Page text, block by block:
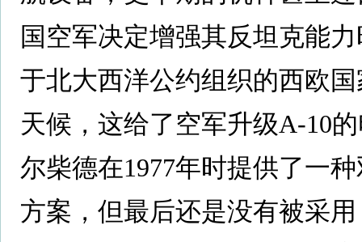
国空军决定增强其反坦克能
于北大西洋公约组织的西欧
天候，这给了空军升级A-10
尔柴德在1977年时提供了一
方案，但最后还是没有被采